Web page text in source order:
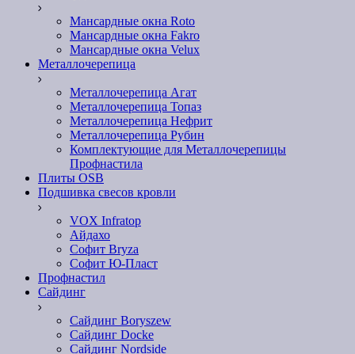
Мансардные окна Roto
Мансардные окна Fakro
Мансардные окна Velux
Металлочерепица
Металлочерепица Агат
Металлочерепица Топаз
Металлочерепица Нефрит
Металлочерепица Рубин
Комплектующие для Металлочерепицы
Профнастила
Плиты OSB
Подшивка свесов кровли
VOX Infratop
Айдахо
Софит Bryza
Софит Ю-Пласт
Профнастил
Сайдинг
Сайдинг Boryszew
Сайдинг Docke
Сайдинг Nordside